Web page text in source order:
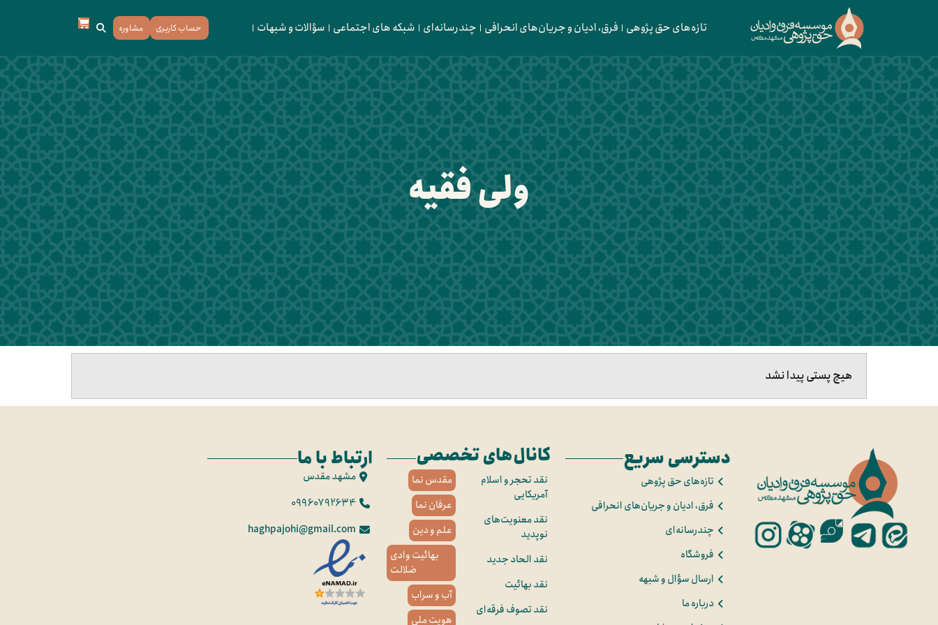
تازه‌های حق پژوهی فرق، ادیان و جریان‌های انحرافی چندرسانه‌ای شبکه های اجتماعی سؤالات و شبهات حساب کاربری مشاوره
ولی فقیه
هیچ پستی پیدا نشد
دسترسی سریع
تازه‌های حق پژوهی
فرق، ادیان و جریان‌های انحرافی
چندرسانه‌ای
فروشگاه
ارسال سؤال و شبهه
درباره ما
کانال‌های تخصصی
نقد تحجر و اسلام
آمریکایی
نقد معنویت‌های
نوپدید
نقد الحاد جدید
نقد بهائیت
نقد تصوف فرقه‌ای
مقدس نما
عرفان نما
علم و دین
بهائیت وادی
ضلالت
آب و سراب
هویت ملی
ارتباط با ما
مشهد مقدس
09960792634
haghpajohi@gmail.com